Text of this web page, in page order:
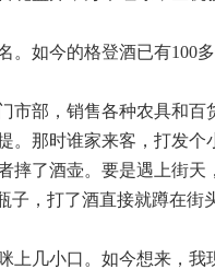
。如今的格登酒已有100
市部，销售各种农具和百
。那时谁家来客，打发个
摔了酒壶。要是遇上街天
子，打了酒直接就蹲在街
上几小口。如今想来，我